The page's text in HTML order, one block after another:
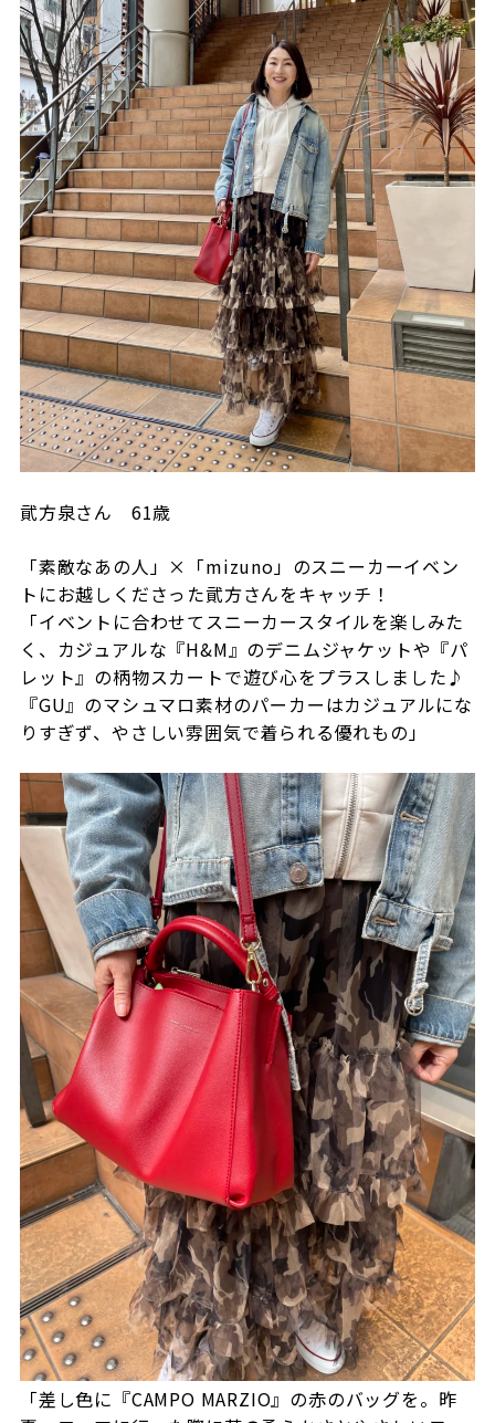
貮方泉さん 61歳
「素敵なあの人」×「mizuno」のスニーカーイベン
トにお越しくださった貮方さんをキャッチ！
「イベントに合わせてスニーカースタイルを楽しみた
く、カジュアルな『H&M』のデニムジャケットや『パ
レット』の柄物スカートで遊び心をプラスしました♪
『GU』のマシュマロ素材のパーカーはカジュアルにな
りすぎず、やさしい雰囲気で着られる優れもの」
「差し色に『CAMPO MARZIO』の赤のバッグを。昨